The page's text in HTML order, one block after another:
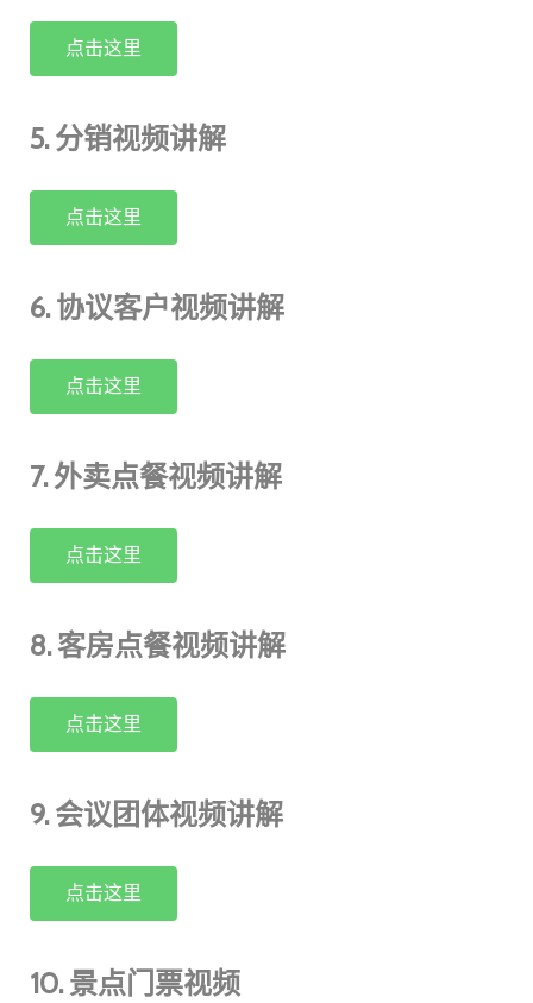
点击这里
5. 分销视频讲解
点击这里
6. 协议客户视频讲解
点击这里
7. 外卖点餐视频讲解
点击这里
8. 客房点餐视频讲解
点击这里
9. 会议团体视频讲解
点击这里
10. 景点门票视频